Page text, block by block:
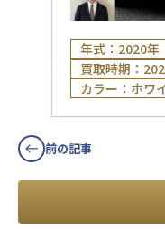
年式：2020年
買取時期：
カラー：ホワ
前の記事